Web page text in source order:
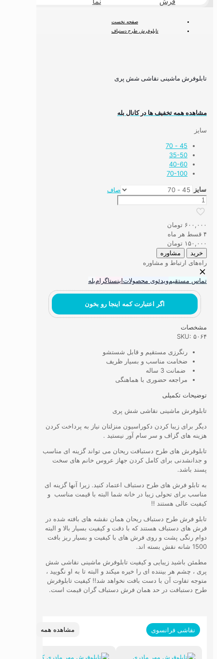
صفحه نخست
تابلوفرش طرح دستباف
تابلوفرش ماشینی نقاشی شش پری
مشاهده همه تخفیف ها در کانال بله
سایز
45 - 70
35-50
40-60
70-100
سایز
صاف
تابلوفرش
ماشینی
نقاشی
شش
پری
عدد
۶۰۰,۰۰۰ تومان
۴ قسط هر ماه
۱۵۰,۰۰۰ تومان
خرید مشاوره
راه‌های ارتباط و مشاوره
تماس مستقیمویدئوی محصولاتاینستاگرامبله
اگر اعتبارت کمه اینجا رو بخون
مشخصات
SKU: ۵۰۶۴
رنگرزی مستقیم و قابل شستشو
ضخامت مناسب و بسیار ظریف
ضمانت 3 ساله
مراجعه حضوری با هماهنگی
توضیحات تکمیلی
تابلوفرش ماشینی نقاشی شش پری
دیگر برای زیبا کردن دکوراسیون منزلتان نیاز به پرداخت کردن
هزینه های گزاف و سر سام آور نیستید .
تابلوفرش های طرح دستبافت ریحان می تواند گزینه ای مناسب
و جدانشدنی برای کامل کردن جهاز عروس خانم های سخت
پسند باشد.
به تابلو فرش های طرح دستباف اعتماد کنید. زیرا آنها گزینه ای
مناسب برای تحولی زیبا در خانه شما البته با قیمت مناسب و
کیفیت عالی هستند !!
تابلو فرش طرح دستباف ریحان همان نقشه های بافته شده در
فرش های دستباف هستند که با دقت و کیفیت بسیار بالا و البته
دوام رنگی پشت و روی فرش های با کیفیت و بسیار ریز بافت
1500 شانه نقش بسته اند.
مطمئن باشید زیبایی و کیفیت تابلوفرش ماشینی نقاشی شش
پری ، چشم هر بیننده ای را خیره میکند و البته تا به او نگویید ،
متوجه تفاوت آن با دست بافت نخواهد شد!! کیفیت تابلوفرش
طرح دستبافت در حد همان فرش دستباف گران قیمت است.
نقاشی فرانسوی مشاهده همه